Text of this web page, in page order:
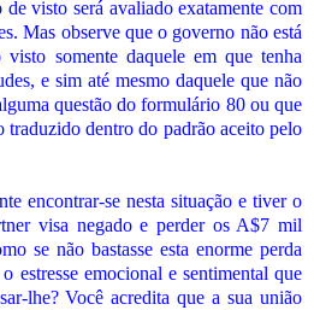
visto será avaliado exatamente com
Mas observe que o governo não está
visto somente daquele em que tenha
e sim até mesmo daquele que não
questão do formulário 80 ou que
traduzido dentro do padrão aceito pelo
encontrar-se nesta situação e tiver o
visa negado e perder os A$7 mil
se não bastasse esta enorme perda
estresse emocional e sentimental que
lhe? Você acredita que a sua união